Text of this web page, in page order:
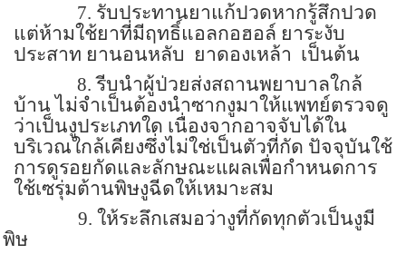
7. รับประทานยาแก้ปวดหากรู้สึกปวด
แต่ห้ามใช้ยาที่มีฤทธิ์แอลกอฮอล์ ยาระงับ
ประสาท ยานอนหลับ ยาดองเหล้า เป็นต้น
8.รีบนำผู้ป่วยส่งสถานพยาบาลใกล้
บ้าน ไม่จำเป็นต้องนำซากงูมาให้แพทย์ตรวจดู
ว่าเป็นงูประเภทใด เนื่องจากอาจจับได้ใน
บริเวณใกล้เคียงซึ่งไม่ใช่เป็นตัวที่กัด ปัจจุบันใช้
การดูรอยกัดและลักษณะแผลเพื่อกำหนดการ
ใช้เซรุ่มต้านพิษงูฉีดให้เหมาะสม
9. ให้ระลึกเสมอว่างูที่กัดทุกตัวเป็นงูมี
พิษ